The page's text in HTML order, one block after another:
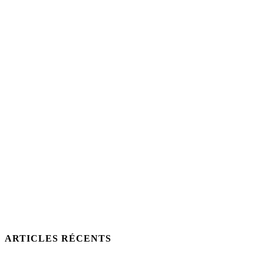
ARTICLES RÉCENTS